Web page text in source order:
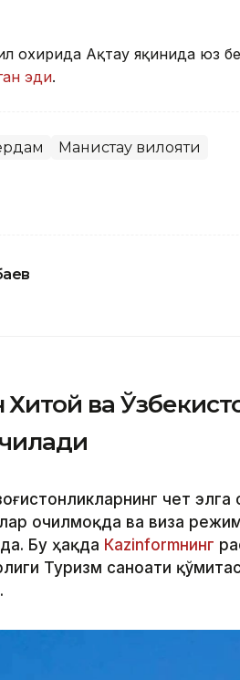
охирида Ақтау яқинида юз
эди.
Манғистау вилояти
ва
чет
очилмоқда ва виза
Бу ҳақда Кazinformнинг
Туризм саноати